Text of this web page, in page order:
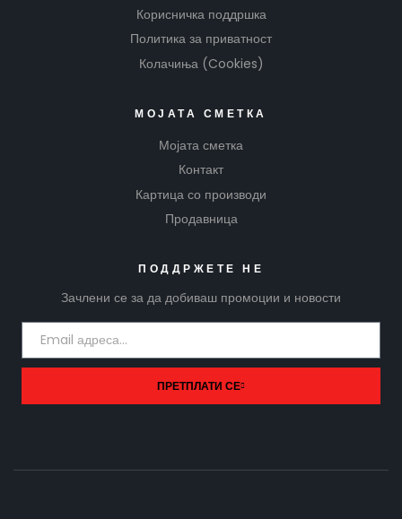
Корисничка поддршка
Политика за приватност
Колачиња (Cookies)
МОЈАТА СМЕТКА
Мојата сметка
Контакт
Картица со производи
Продавница
ПОДДРЖЕТЕ НЕ
Зачлени се за да добиваш промоции и новости
ПРЕТПЛАТИ СЕ